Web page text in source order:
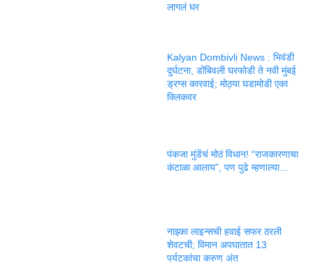
लागलं घर
Kalyan Dombivli News : भिवंडी
दुर्घटना, डोंबिवली घरफोडी ते नवी मुंबई
ड्रग्स कारवाई; मोठ्या घडामोडी एका
क्लिकवर
पंकजा मुंडेंचं मोठं विधान! “राजकारणाचा
कंटाळा आलाय”, पण पुढे म्हणाल्या…
नाझ्का लाइन्सची हवाई सफर ठरली
शेवटची; विमान अपघातात 13
पर्यटकांचा करुण अंत